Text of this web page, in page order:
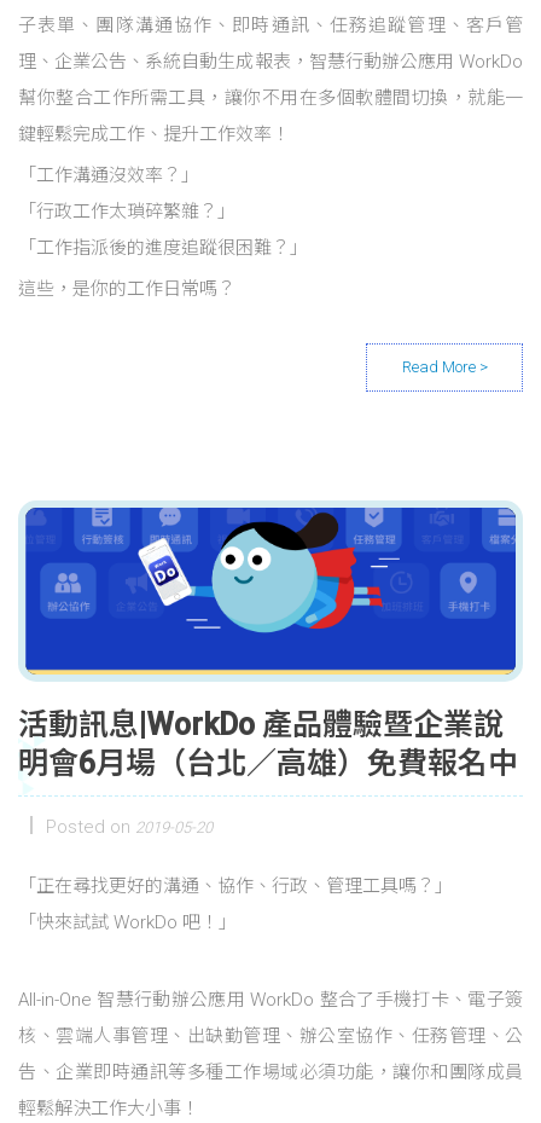
子表單、團隊溝通協作、即時通訊、任務追蹤管理、客戶管
理、企業公告、系統自動生成報表，智慧行動辦公應用 WorkDo
幫你整合工作所需工具，讓你不用在多個軟體間切換，就能一
鍵輕鬆完成工作、提升工作效率！
「工作溝通沒效率？」
「行政工作太瑣碎繁雜？」
「工作指派後的進度追蹤很困難？」
這些，是你的工作日常嗎？
活動訊息|WorkDo 產品體驗暨企業說
明會6月場（台北／高雄）免費報名中
Posted on 2019-05-20
「正在尋找更好的溝通、協作、行政、管理工具嗎？」
「快來試試 WorkDo 吧！」
All-in-One 智慧行動辦公應用 WorkDo 整合了手機打卡、電子簽
核、雲端人事管理、出缺勤管理、辦公室協作、任務管理、公
告、企業即時通訊等多種工作場域必須功能，讓你和團隊成員
輕鬆解決工作大小事！